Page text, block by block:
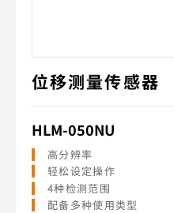
位移测量传感器
HLM-050NU
高分辨率
轻松设定操作
4种检测范围
配备多种使用类型